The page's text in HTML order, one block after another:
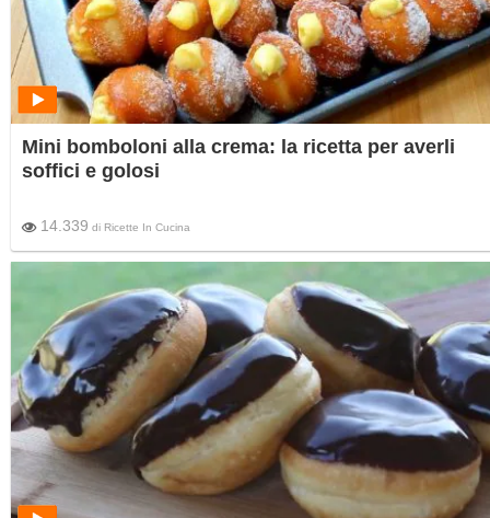
Mini bomboloni alla crema: la ricetta per averli
soffici e golosi
14.339 di Ricette In Cucina